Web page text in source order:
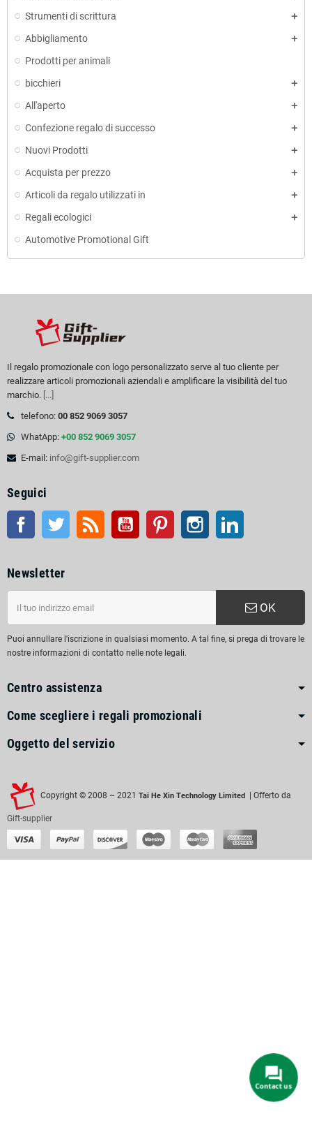
Strumenti di scrittura
Abbigliamento
Prodotti per animali
bicchieri
All'aperto
Confezione regalo di successo
Nuovi Prodotti
Acquista per prezzo
Articoli da regalo utilizzati in
Regali ecologici
Automotive Promotional Gift
Il regalo promozionale con logo personalizzato serve al tuo cliente per
realizzare articoli promozionali aziendali e amplificare la visibilità del tuo
marchio. [...]
telefono: 00 852 9069 3057
WhatApp: +00 852 9069 3057
E-mail: info@gift-supplier.com
Seguici
Facebook Twitter RSS Youtube Pinterest Instagram
Newsletter
OK
Puoi annullare l'iscrizione in qualsiasi momento. A tal fine, si prega di trovare le
nostre informazioni di contatto nelle note legali.
Centro assistenza
Come scegliere i regali promozionali
Oggetto del servizio
Copyright © 2008 ~ 2021 Tai He Xin Technology Limited | Offerto da
Gift-supplier
Contact us